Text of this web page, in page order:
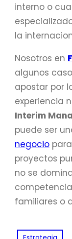
interno o
la
Nosotros en
algunos
apostar por
experiencia
Interim
puede ser
negocio
proyectos
no se
familiares o